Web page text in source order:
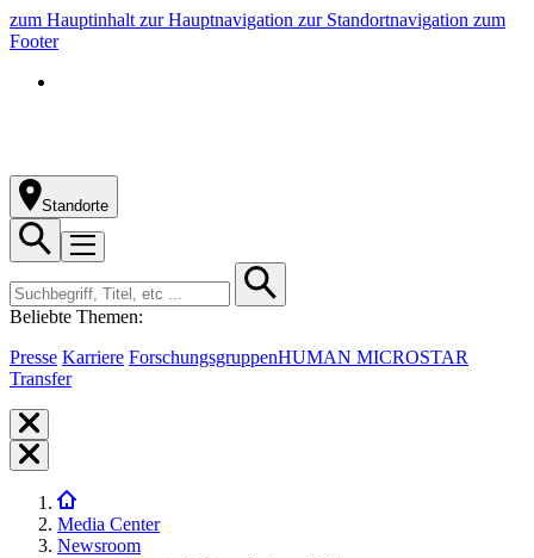
zum Hauptinhalt zur Hauptnavigation zur Standortnavigation zum
Footer
Standorte
Beliebte Themen:
Presse Karriere ForschungsgruppenHUMAN MICROSTAR
Transfer
Media Center
Newsroom